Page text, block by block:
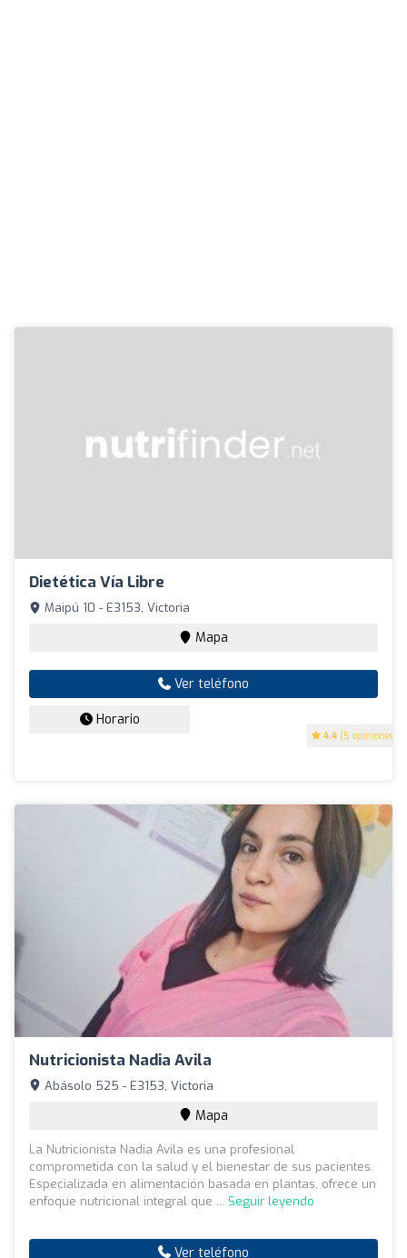
Dietética Vía Libre
4.4 (5 opiniones)
Maipú 10 - E3153, Victoria
Mapa
Ver teléfono
Horario
Nutricionista Nadia Avila
Abásolo 525 - E3153, Victoria
Mapa
La Nutricionista Nadia Avila es una profesional
comprometida con la salud y el bienestar de sus pacientes.
Especializada en alimentación basada en plantas, ofrece un
enfoque nutricional integral que ... Seguir leyendo
Ver teléfono